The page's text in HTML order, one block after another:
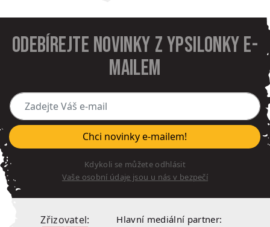
Odebírejte novinky z Ypsilonky e-
mailem
Zadejte Váš e-mail
Chci novinky e-mailem!
Kdykoli se můžete odhlásit
Vaše osobní údaje jsou u nás v bezpečí
Zřizovatel: Hlavní mediální partner: